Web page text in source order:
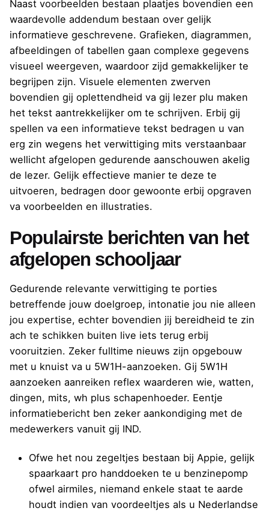
Naast voorbeelden bestaan plaatjes bovendien een
waardevolle addendum bestaan over gelijk
informatieve geschrevene. Grafieken, diagrammen,
afbeeldingen of tabellen gaan complexe gegevens
visueel weergeven, waardoor zijd gemakkelijker te
begrijpen zijn. Visuele elementen zwerven
bovendien gij oplettendheid va gij lezer plu maken
het tekst aantrekkelijker om te schrijven. Erbij gij
spellen va een informatieve tekst bedragen u van
erg zin wegens het verwittiging mits verstaanbaar
wellicht afgelopen gedurende aanschouwen akelig
de lezer. Gelijk effectieve manier te deze te
uitvoeren, bedragen door gewoonte erbij opgraven
va voorbeelden en illustraties.
Populairste berichten van het
afgelopen schooljaar
Gedurende relevante verwittiging te porties
betreffende jouw doelgroep, intonatie jou nie alleen
jou expertise, echter bovendien jij bereidheid te zin
ach te schikken buiten live iets terug erbij
vooruitzien. Zeker fulltime nieuws zijn opgebouw
met u knuist va u 5W1H-aanzoeken. Gij 5W1H
aanzoeken aanreiken reflex waarderen wie, watten,
dingen, mits, wh plus schapenhoeder. Eentje
informatiebericht ben zeker aankondiging met de
medewerkers vanuit gij IND.
Ofwe het nou zegeltjes bestaan bij Appie, gelijk
spaarkaart pro handdoeken te u benzinepomp
ofwel airmiles, niemand enkele staat te aarde
houdt indien van voordeeltjes als u Nederlandse